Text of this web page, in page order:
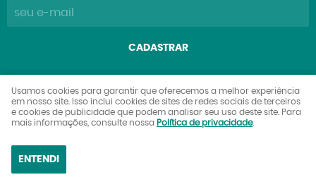
CADASTRAR
Explorers Club Comércio de Brinquedos e Colecionáveis
Ltda
CNPJ: 27.842.089/0001-90
Usamos cookies para garantir que oferecemos a melhor experiência
em nosso site. Isso inclui cookies de sites de redes sociais de terceiros
e cookies de publicidade que podem analisar seu uso deste site. Para
mais informações, consulte nossa Política de privacidade.
ENTENDI